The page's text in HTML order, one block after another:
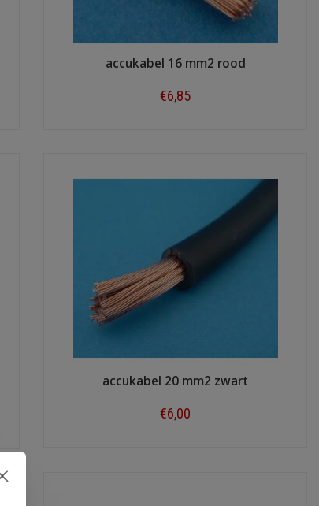
accukabel 16 mm2 rood
€6,85
accukabel 20 mm2 zwart
€6,00